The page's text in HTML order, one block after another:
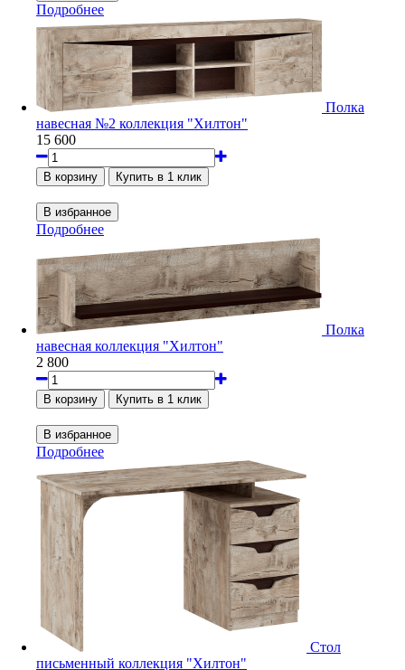
Подробнее
Полка
навесная №2 коллекция "Хилтон"
15 600
Подробнее
Полка
навесная коллекция "Хилтон"
2 800
Подробнее
Стол
письменный коллекция "Хилтон"